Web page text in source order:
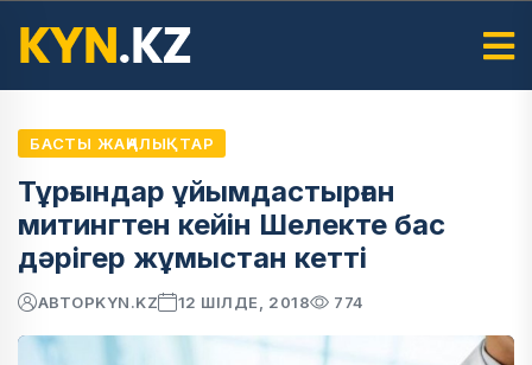
БАСТЫ ЖАҢАЛЫҚТАР
Тұрғындар ұйымдастырған
митингтен кейін Шелекте бас
дәрігер жұмыстан кетті
АВТОРKYN.KZ 12 ШІЛДЕ, 2018 774